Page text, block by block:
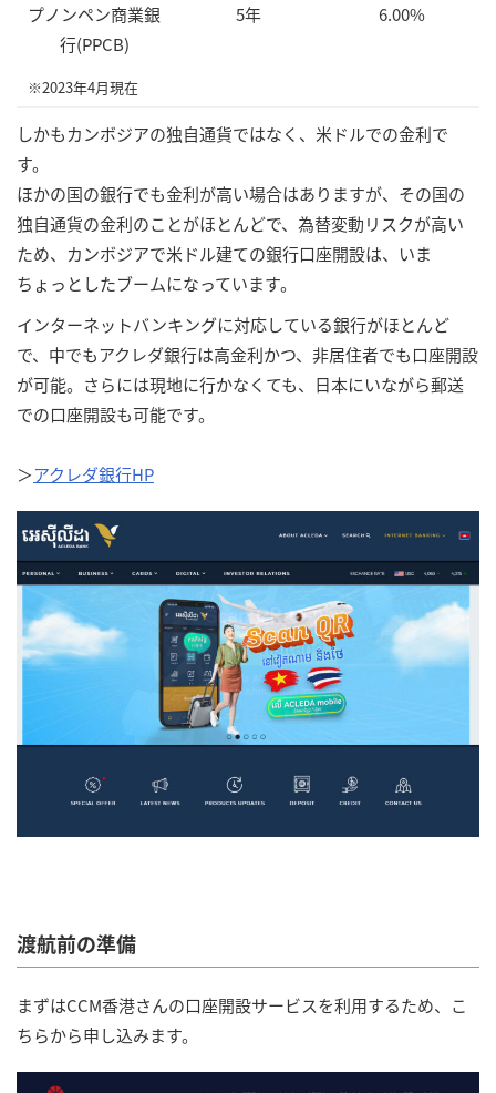
プノンペン商業銀
行(PPCB)
5年 6.00%
※2023年4月現在
しかもカンボジアの独自通貨ではなく、米ドルでの金利で
す。
ほかの国の銀行でも金利が高い場合はありますが、その国の
独自通貨の金利のことがほとんどで、為替変動リスクが高い
ため、カンボジアで米ドル建ての銀行口座開設は、いま
ちょっとしたブームになっています。
インターネットバンキングに対応している銀行がほとんど
で、中でもアクレダ銀行は高金利かつ、非居住者でも口座開設
が可能。さらには現地に行かなくても、日本にいながら郵送
での口座開設も可能です。
＞アクレダ銀行HP
渡航前の準備
まずはCCM香港さんの口座開設サービスを利用するため、こ
ちらから申し込みます。